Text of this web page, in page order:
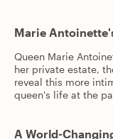
Marie
Queen Marie
her private estate,
reveal this more
queen's life at the
A World-